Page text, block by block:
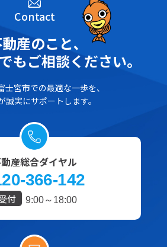
Contact
産のこと､
もご相談ください。
士宮市での最適な一歩を、
誠実にサポートします。
産総合ダイヤル
366-142
付 9:00～18:00